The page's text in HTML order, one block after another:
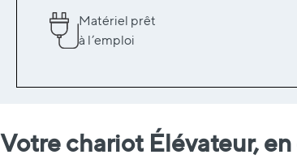
Matériel prêt
à l’emploi
Votre chariot Élévateur,